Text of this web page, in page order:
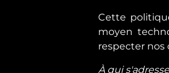
Cette
moyen
respecter nos
À qui